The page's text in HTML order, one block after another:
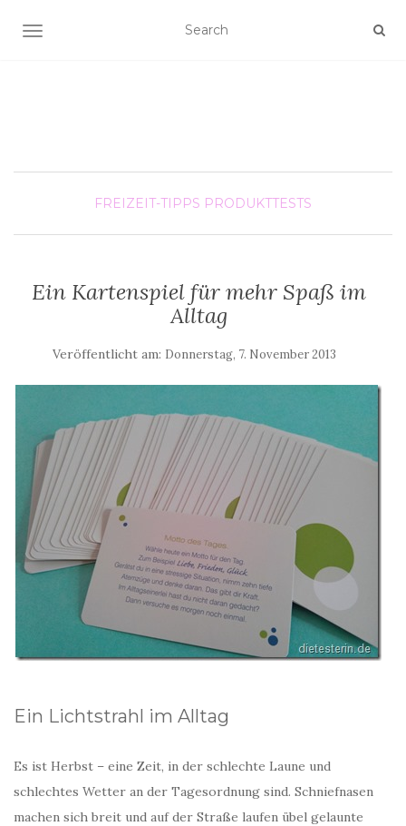
SCHALTE NAVIGATION
FREIZEIT-TIPPS PRODUKTTESTS
Ein Kartenspiel für mehr Spaß im
Alltag
Veröffentlicht am: Donnerstag, 7. November 2013
Ein Lichtstrahl im Alltag
Es ist Herbst – eine Zeit, in der schlechte Laune und
schlechtes Wetter an der Tagesordnung sind. Schniefnasen
machen sich breit und auf der Straße laufen übel gelaunte